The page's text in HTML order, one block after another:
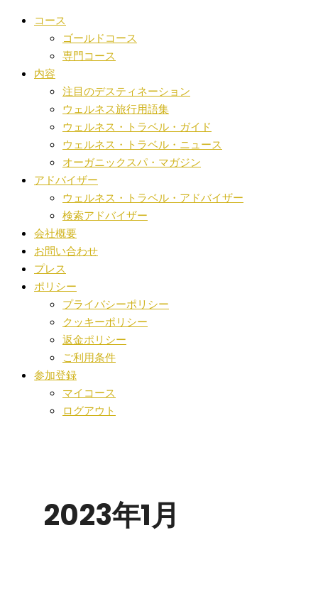
コース
ゴールドコース
専門コース
内容
注目のデスティネーション
ウェルネス旅行用語集
ウェルネス・トラベル・ガイド
ウェルネス・トラベル・ニュース
オーガニックスパ・マガジン
アドバイザー
ウェルネス・トラベル・アドバイザー
検索アドバイザー
会社概要
お問い合わせ
プレス
ポリシー
プライバシーポリシー
クッキーポリシー
返金ポリシー
ご利用条件
参加登録
マイコース
ログアウト
2023年1月